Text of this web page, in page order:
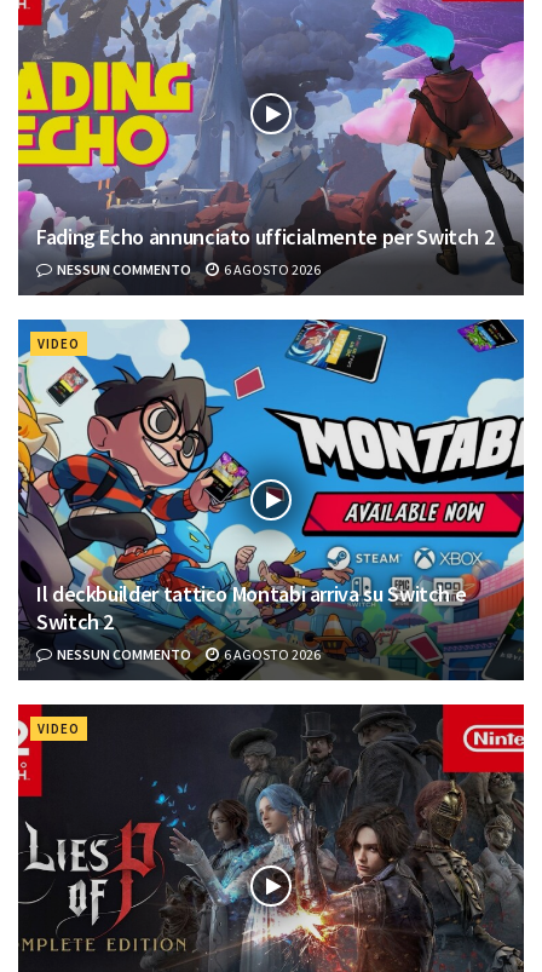
Fading Echo annunciato ufficialmente per Switch 2
NESSUN COMMENTO 6 AGOSTO 2026
VIDEO
Il deckbuilder tattico Montabi arriva su Switch e
Switch 2
NESSUN COMMENTO 6 AGOSTO 2026
VIDEO